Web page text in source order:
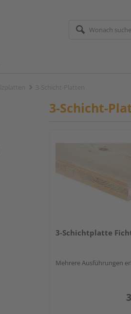
3-Schicht-
3-Schichtplatte
Mehrere Ausführungen